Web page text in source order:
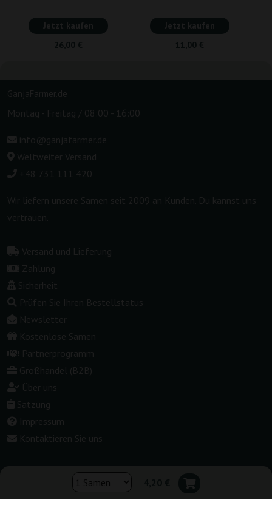
Jetzt kaufen
26,00 €
Jetzt kaufen
11,00 €
GanjaFarmer.de
Montag - Freitag / 08:00 - 16:00
info@ganjafarmer.de
Weltweiter Versand
+48 731 111 420
Wir liefern unsere Samen seit 2009 an Kunden. Du kannst uns
vertrauen.
Versand und Lieferung
Zahlung
Sicherheit
Prüfen Sie Ihren Bestellstatus
Newsletter
Kostenlose Samen
Partnerprogramm
Großhandel (B2B)
Über uns
Satzung
Impressum
Kontaktieren Sie uns
Shop wechseln: